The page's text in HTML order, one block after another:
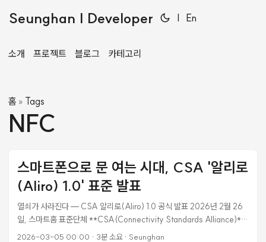
Seunghan | Developer | En
소개 프로젝트 블로그 카테고리
홈 » Tags
NFC
스마트폰으로 문 여는 시대, CSA '알리로
(Aliro) 1.0' 표준 발표
열쇠가 사라진다 — CSA 알리로(Aliro) 1.0 공식 발표 2026년 2월 26
일, 스마트홈 표준단체 **CSA(Connectivity Standards Alliance)**
가 알리로(Aliro) 1.0 규격을 공식 발표했다. 스마트폰이나 스마트워치를
2026-03-05 00:00 · 3분 소요· Seunghan